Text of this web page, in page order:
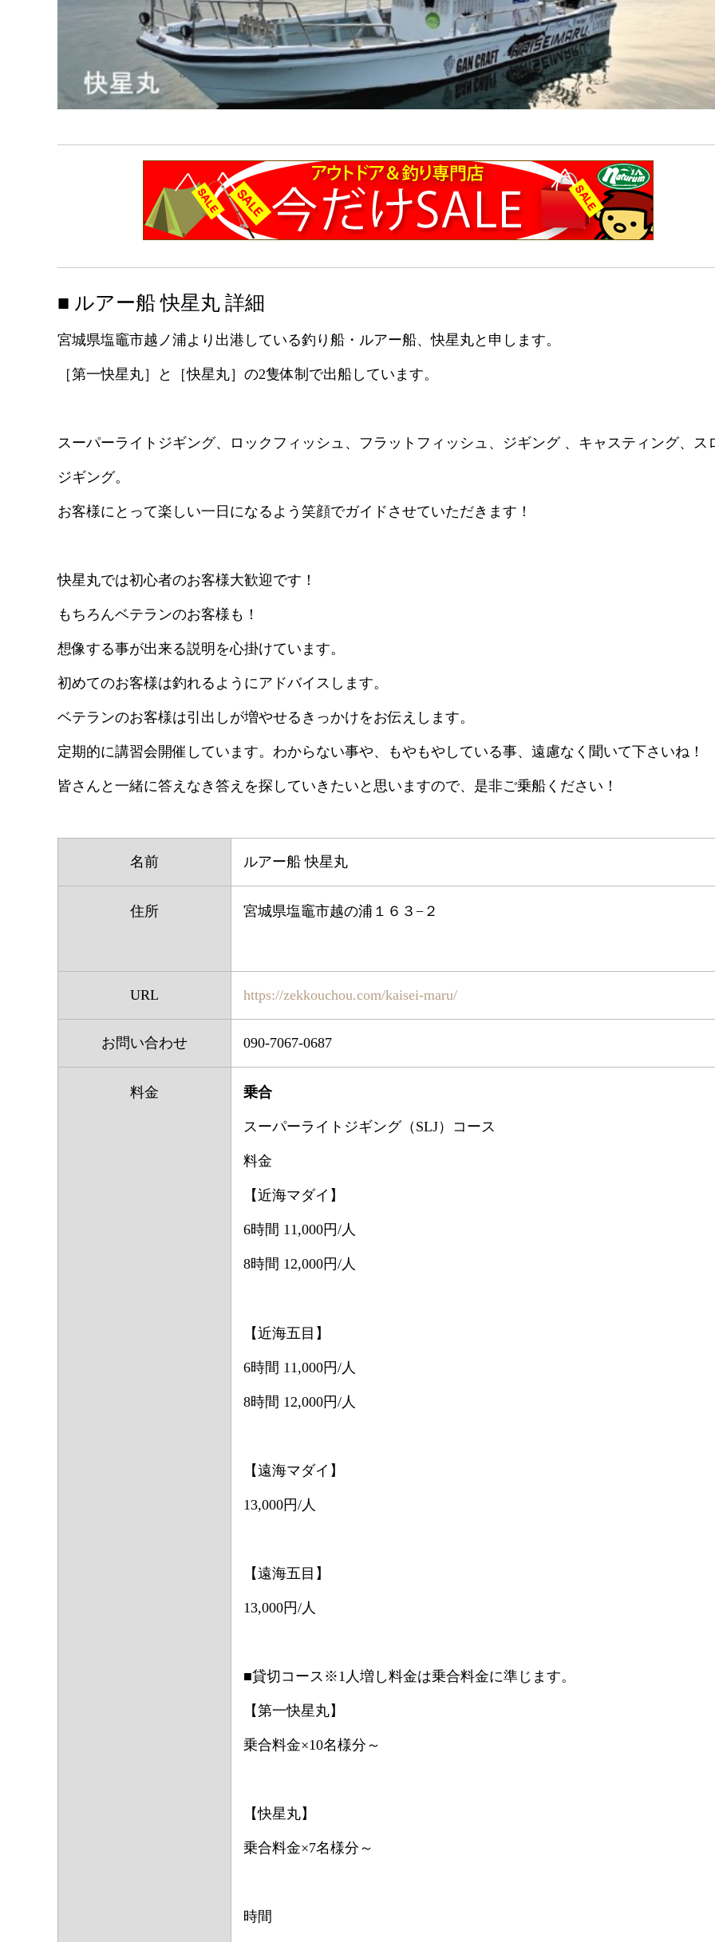
■ ルアー船 快星丸 詳細
宮城県塩竈市越ノ浦より出港している釣り船・ルアー船、快星丸と申します。
［第一快星丸］と［快星丸］の2隻体制で出船しています。
スーパーライトジギング、ロックフィッシュ、フラットフィッシュ、ジギング 、キャスティング、ス
ジギング。
お客様にとって楽しい一日になるよう笑顔でガイドさせていただきます！
快星丸では初心者のお客様大歓迎です！
もちろんベテランのお客様も！
想像する事が出来る説明を心掛けています。
初めてのお客様は釣れるようにアドバイスします。
ベテランのお客様は引出しが増やせるきっかけをお伝えします。
定期的に講習会開催しています。わからない事や、もやもやしている事、遠慮なく聞いて下さいね！
皆さんと一緒に答えなき答えを探していきたいと思いますので、是非ご乗船ください！
名前 ルアー船 快星丸
住所 宮城県塩竈市越の浦１６３−２
URL https://zekkouchou.com/kaisei-maru/
お問い合わせ 090-7067-0687
料金 乗合
スーパーライトジギング（SLJ）コース
料金
【近海マダイ】
6時間 11,000円/人
8時間 12,000円/人
【近海五目】
6時間 11,000円/人
8時間 12,000円/人
【遠海マダイ】
13,000円/人
【遠海五目】
13,000円/人
■貸切コース※1人増し料金は乗合料金に準じます。
【第一快星丸】
乗合料金×10名様分～
【快星丸】
乗合料金×7名様分～
時間